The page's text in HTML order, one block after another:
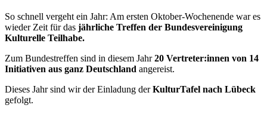
So schnell vergeht ein Jahr: Am ersten Oktober-Wochenende war es
wieder Zeit für das jährliche Treffen der Bundesvereinigung
Kulturelle Teilhabe.
Zum Bundestreffen sind in diesem Jahr20 Vertreter:innen von 14
Initiativen aus ganz Deutschland angereist.
Dieses Jahr sind wir der Einladung derKulturTafel nach Lübeck
gefolgt.